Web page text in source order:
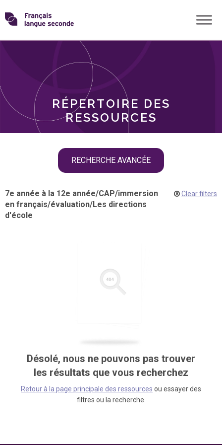
Skip
toTransformons
langue
RÉPERTOIRE DES
RESSOURCES
RECHERCHE AVANCÉE
THÈMES
7e année à la 12e année/CAP/immersion
en français/évaluation/Les directions
d'école
Clear filters
Désolé, nous ne pouvons pas trouver
les résultats que vous recherchez
Retour à la page principale des ressources ou essayer des
filtres ou la recherche.